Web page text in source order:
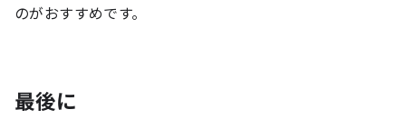
のがおすすめです。
最後に